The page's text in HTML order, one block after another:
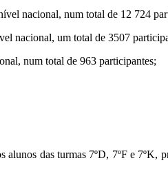
nacional, num total de 12 724
nacional, um total de 3507
num total de 963 participantes;
das turmas 7ºD, 7ºF e 7ºK,